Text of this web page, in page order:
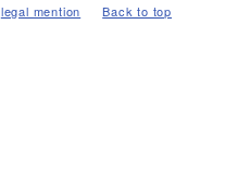
Back to top
legal mention